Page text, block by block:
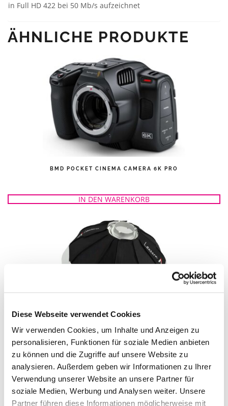
Diese Webseite verwendet Cookies
Wir verwenden Cookies, um Inhalte und Anzeigen zu
personalisieren, Funktionen für soziale Medien anbieten
zu können und die Zugriffe auf unsere Website zu
analysieren. Außerdem geben wir Informationen zu Ihrer
Verwendung unserer Website an unsere Partner für
soziale Medien, Werbung und Analysen weiter. Unsere
Partner führen diese Informationen möglicherweise mit
in Full HD 422 bei 50 Mb/s aufzeichnet
ÄHNLICHE PRODUKTE
BMD POCKET CINEMA CAMERA 6K PRO
IN DEN WARENKORB
APUTURE LSC300X SOFTBOX LANTERN
IN DEN WARENKORB